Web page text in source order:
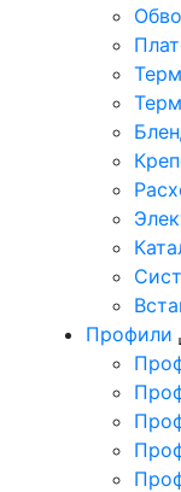
Профили